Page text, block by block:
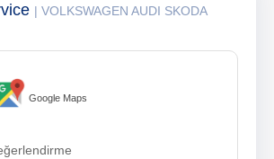
| VOLKSWAGEN AUDI SKODA
Google Maps